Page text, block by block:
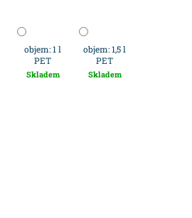
objem: 1 l
PET
Skladem
objem: 1,5 l
PET
Skladem